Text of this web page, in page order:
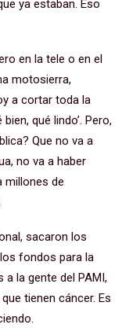
ya estaban. Eso
en la tele o en el
motosierra,
a cortar toda la
qué lindo’. Pero,
Que no va a
no va a haber
millones de
sacaron los
fondos para la
la gente del PAMI,
tienen cáncer. Es